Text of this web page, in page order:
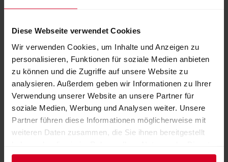
Diese Webseite verwendet Cookies
Wir verwenden Cookies, um Inhalte und Anzeigen zu
personalisieren, Funktionen für soziale Medien anbieten
zu können und die Zugriffe auf unsere Website zu
analysieren. Außerdem geben wir Informationen zu Ihrer
Verwendung unserer Website an unsere Partner für
soziale Medien, Werbung und Analysen weiter. Unsere
Partner führen diese Informationen möglicherweise mit
weiteren Daten zusammen, die Sie ihnen bereitgestellt
gesammelt haben.
Lieferziele
Deutschland Österreich Schweiz
Dokumente
Einblick in unser Sortiment
PDF|36 MB